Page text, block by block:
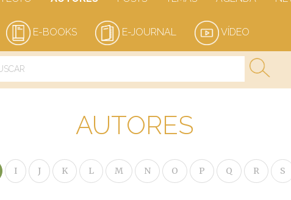
E-BOOKS E-JOURNAL VÍDEO
AUTORES
I J K L M N O P Q R S